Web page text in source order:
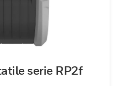
serie RP2f